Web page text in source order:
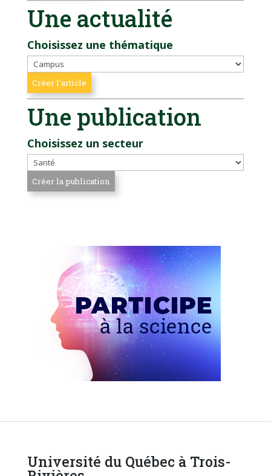
Une actualité
Choisissez une thématique
Une publication
Choisissez un secteur
Université du Québec à Trois-